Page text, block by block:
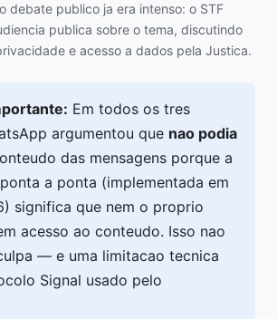
debate publico ja era intenso: o STF
publica sobre o tema, discutindo
e acesso a dados pela Justica.
Em todos os tres
argumentou que nao podia
das mensagens porque a
a ponta (implementada em
significa que nem o proprio
acesso ao conteudo. Isso nao
— e uma limitacao tecnica
Signal usado pelo